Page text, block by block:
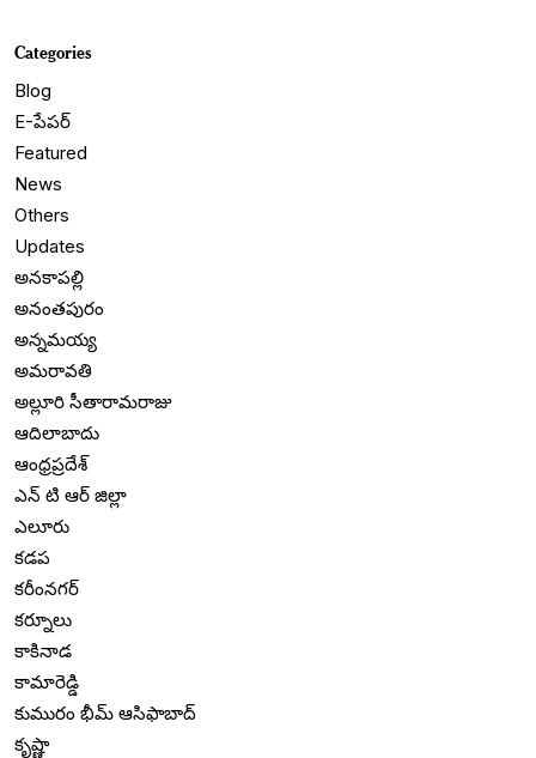
Categories
Blog
E-పేపర్
Featured
News
Others
Updates
అనకాపల్లి
అనంతపురం
అన్నమయ్య
అమరావతి
అల్లూరి సీతారామరాజు
ఆదిలాబాదు
ఆంధ్రప్రదేశ్
ఎన్ టి ఆర్ జిల్లా
ఎలూరు
కడప
కరీంనగర్
కర్నూలు
కాకినాడ
కామారెడ్డి
కుమురం భీమ్ ఆసిఫాబాద్
కృష్ణా